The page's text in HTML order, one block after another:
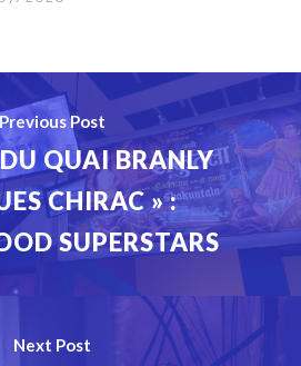
Previous Post
QUAI BRANLY
CHIRAC » :
SUPERSTARS
Next Post